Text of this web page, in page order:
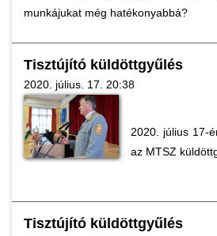
munkájukat még hatékonyabbá?
Tisztújító küldöttgyűlés
2020. július. 17. 20:38
2020. július 17-
az MTSZ
Tisztújító küldöttgyűlés